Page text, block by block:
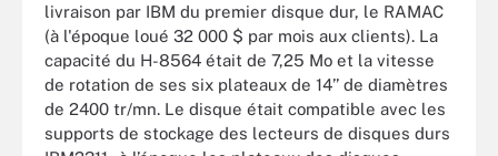
livraison par IBM du premier disque dur, le RAMAC
(à l'époque loué 32 000 $ par mois aux clients). La
capacité du H-8564 était de 7,25 Mo et la vitesse
de rotation de ses six plateaux de 14’’ de diamètres
de 2400 tr/mn. Le disque était compatible avec les
supports de stockage des lecteurs de disques durs